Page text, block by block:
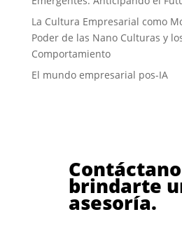
La Cultura Empresarial como
Poder de las Nano Culturas y
Comportamiento
El mundo empresarial pos-IA
brindarte
asesoría.